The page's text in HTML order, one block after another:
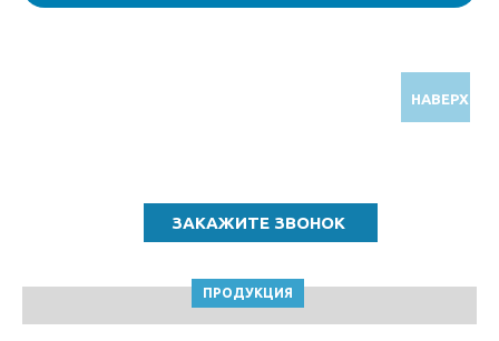
НАВЕРХ
ПРОДУКЦИЯ